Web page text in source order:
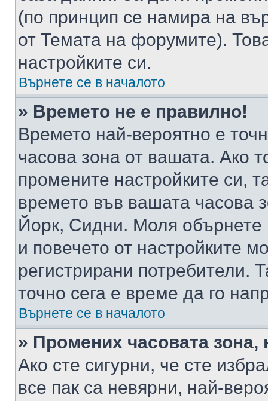
(по принцип се намира на
от Темата на форумите).
настройките си.
Върнете се в началото
» Времето не е правилно!
Времето най-вероятно е
часова зона от вашата. Ако
промените настройките си,
времето във вашата
Йорк, Сидни. Моля обърнете
и повечето от настройките
регистрирани потребители.
точно сега е време да го
Върнете се в началото
» Промених часовата
Ако сте сигурни, че сте
все пак са невярни, най-